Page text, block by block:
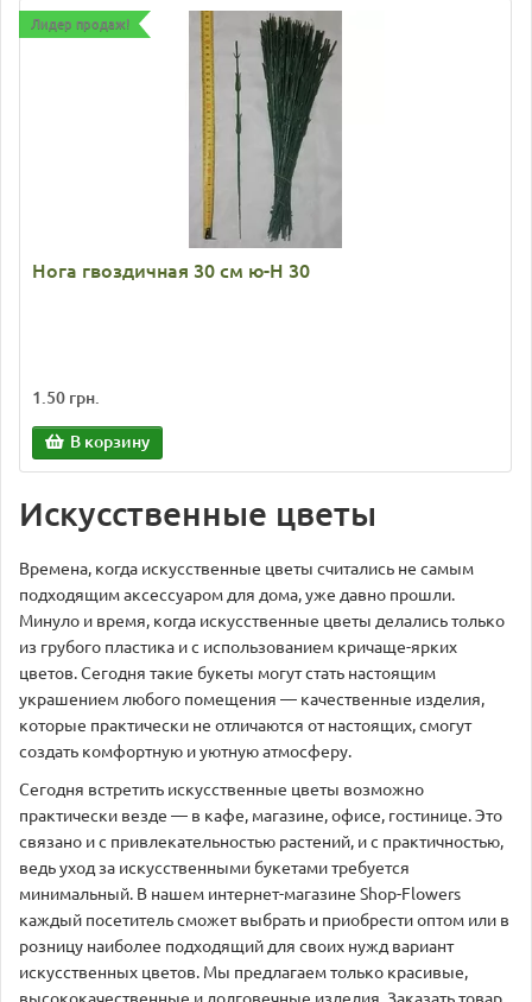
Лидер продаж!
Нога гвоздичная 30 см ю-Н 30
1.50 грн.
В корзину
Искусственные цветы
Времена, когда искусственные цветы считались не самым
подходящим аксессуаром для дома, уже давно прошли.
Минуло и время, когда искусственные цветы делались только
из грубого пластика и с использованием кричаще-ярких
цветов. Сегодня такие букеты могут стать настоящим
украшением любого помещения — качественные изделия,
которые практически не отличаются от настоящих, смогут
создать комфортную и уютную атмосферу.
Сегодня встретить искусственные цветы возможно
практически везде — в кафе, магазине, офисе, гостинице. Это
связано и с привлекательностью растений, и с практичностью,
ведь уход за искусственными букетами требуется
минимальный. В нашем интернет-магазине Shop-Flowers
каждый посетитель сможет выбрать и приобрести оптом или в
розницу наиболее подходящий для своих нужд вариант
искусственных цветов. Мы предлагаем только красивые,